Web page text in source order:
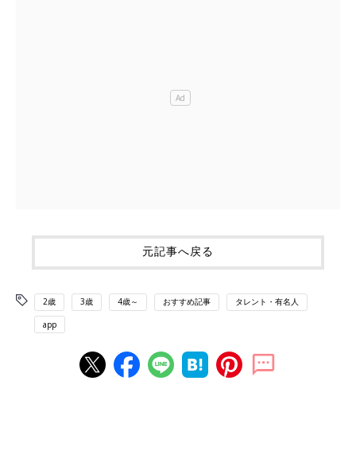
元記事へ戻る
2歳 3歳 4歳～ おすすめ記事 タレント・有名人
app